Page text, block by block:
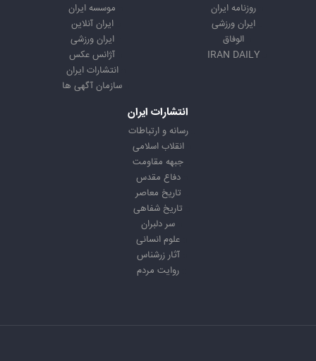
روزنامه ایران
ایران ورزشی
الوفاق
IRAN DAILY
موسسه ایران
ایران آنلاین
ایران ورزشی
آژانس عکس
انتشارات ایران
سازمان آگهی ها
انتشارات ایران
رسانه و ارتباطات
انقلاب اسلامی
جبهه مقاومت
دفاع مقدس
تاریخ معاصر
تاریخ شفاهی
سر دلبران
علوم انسانی
آثار زرشناس
روایت مردم